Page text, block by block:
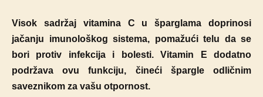
Visok sadržaj vitamina C u šparglama doprinosi
jačanju imunološkog sistema, pomažući telu da se
bori protiv infekcija i bolesti. Vitamin E dodatno
podržava ovu funkciju, čineći špargle odličnim
saveznikom za vašu otpornost.